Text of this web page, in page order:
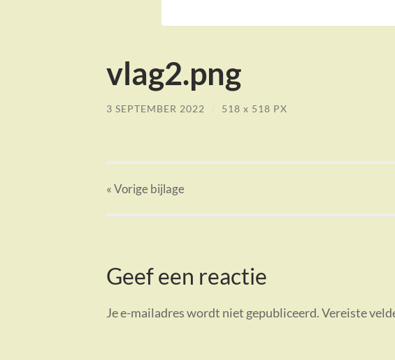
vlag2.png
3 SEPTEMBER 2022 518 x 518 PX
« Vorigebijlage
Geef een reactie
Je e-mailadres wordt niet gepubliceerd.Vereiste